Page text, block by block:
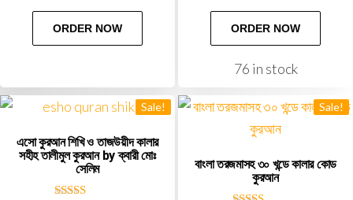
ORDER NOW ORDER NOW
76 in stock
Sale!
এসো কুরআন শিখি ও তাজউয়ীদ কালার
সহীহ তালীমুল কুরআন by ক্বারী মোঃ
সেলিম
Sale!
বাংলা তরজমাসহ ৩০ খন্ডে কালার কোড
কুরআন